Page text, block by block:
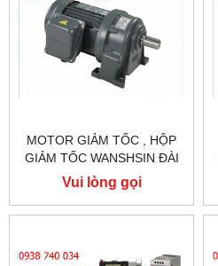
MOTOR GIẢM TỐC , HỘP
GIẢM TỐC WANSHSIN ĐÀI
LOAN 1.5KW 1500W 2HP AC
BA PHA 220 V / 380V
Vui lòng gọi